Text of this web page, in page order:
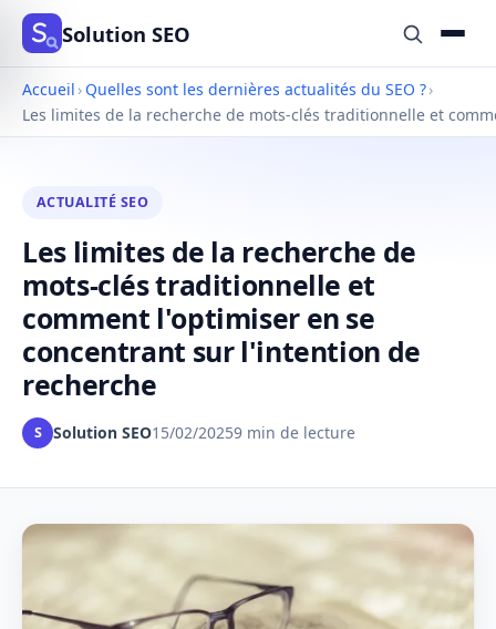
Solution SEO
Accueil › Quelles sont les dernières actualités du SEO ?›
Les limites de la recherche de mots-clés traditionnelle et
ACTUALITÉ SEO
Les limites de la recherche de
mots-clés traditionnelle et
comment l'optimiser en se
concentrant sur l'intention de
recherche
S Solution SEO15/02/20259 min de lecture